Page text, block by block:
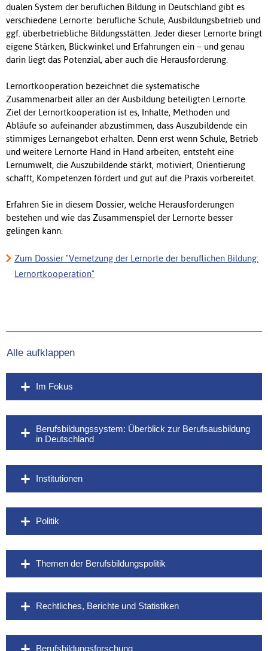
dualen System der beruflichen Bildung in Deutschland gibt es
verschiedene Lernorte: berufliche Schule, Ausbildungsbetrieb und
ggf. überbetriebliche Bildungsstätten. Jeder dieser Lernorte bringt
eigene Stärken, Blickwinkel und Erfahrungen ein – und genau
darin liegt das Potenzial, aber auch die Herausforderung.
Lernortkooperation bezeichnet die systematische
Zusammenarbeit aller an der Ausbildung beteiligten Lernorte.
Ziel der Lernortkooperation ist es, Inhalte, Methoden und
Abläufe so aufeinander abzustimmen, dass Auszubildende ein
stimmiges Lernangebot erhalten. Denn erst wenn Schule, Betrieb
und weitere Lernorte Hand in Hand arbeiten, entsteht eine
Lernumwelt, die Auszubildende stärkt, motiviert, Orientierung
schafft, Kompetenzen fördert und gut auf die Praxis vorbereitet.
Erfahren Sie in diesem Dossier, welche Herausforderungen
bestehen und wie das Zusammenspiel der Lernorte besser
gelingen kann.
Zum Dossier "Vernetzung der Lernorte der beruflichen Bildung:
Lernortkooperation"
Alle aufklappen
Im Fokus
Berufsbildungssystem: Überblick zur Berufsausbildung
in Deutschland
Institutionen
Politik
Themen der Berufsbildungspolitik
Rechtliches, Berichte und Statistiken
Berufsbildungsforschung